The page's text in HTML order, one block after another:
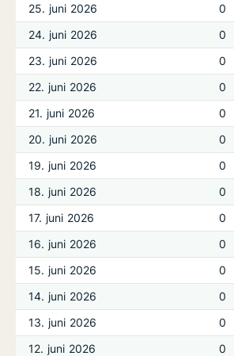
25. juni 2026
0
24. juni 2026
0
23. juni 2026
0
22. juni 2026
0
21. juni 2026
0
20. juni 2026
0
19. juni 2026
0
18. juni 2026
0
17. juni 2026
0
16. juni 2026
0
15. juni 2026
0
14. juni 2026
0
13. juni 2026
0
12. juni 2026
0